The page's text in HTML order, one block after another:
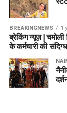
BREAKINGNEWS 1
ब्रेकिंग न्यूज़ | चमोली
के कर्मचारी की